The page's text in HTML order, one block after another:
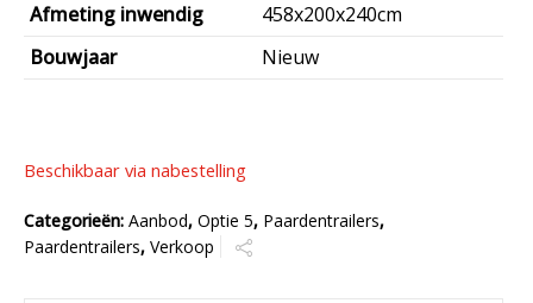
Afmeting inwendig
458x200x240cm
Bouwjaar
Nieuw
Beschikbaar via nabestelling
Categorieën: Aanbod, Optie 5, Paardentrailers,
Paardentrailers, Verkoop